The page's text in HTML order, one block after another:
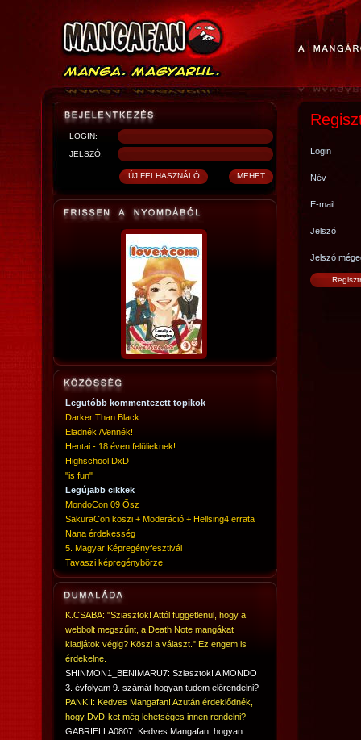
LOGIN:
JELSZÓ:
Legutóbb kommentezett topikok
Darker Than Black
Eladnék!/Vennék!
Hentai - 18 éven felülieknek!
Highschool DxD
"is fun"
Legújabb cikkek
MondoCon 09 Ősz
SakuraCon köszi + Moderáció + Hellsing4 errata
Nana érdekesség
5. Magyar Képregényfesztivál
Tavaszi képregénybörze
K.CSABA: "Sziasztok! Attól függetlenül, hogy a
webbolt megszűnt, a Death Note mangákat
kiadjátok végig? Köszi a választ." Ez engem is
érdekelne.
SHINMON1_BENIMARU7: Sziasztok! A MONDO
3. évfolyam 9. számát hogyan tudom előrendelni?
PANKII: Kedves Mangafan! Azután érdeklődnék,
hogy DvD-ket még lehetséges innen rendelni?
GABRIELLA0807: Kedves Mangafan, hogyan
Login
Név
E-mail
Jelszó
Jelszó